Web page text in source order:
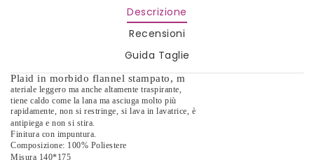
Descrizione
Recensioni
Guida Taglie
Plaid in morbido flannel stampato, m
ateriale leggero ma anche altamente traspirante,
tiene caldo come la lana ma asciuga molto più
rapidamente, non si restringe, si lava in lavatrice, è
antipiega e non si stira.
Finitura con impuntura.
Composizione: 100% Poliestere
Misura 140*175